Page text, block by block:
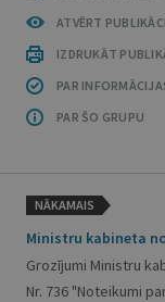
ATVĒRT
IZDRUKĀT
PAR
PAR ŠO GRUPU
NĀKAMAIS
Ministru kabineta
Grozījumi Ministru
Nr. 736 "Noteikumi